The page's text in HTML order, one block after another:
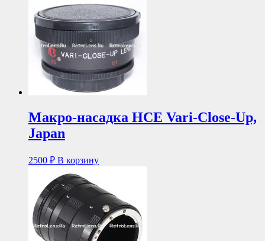
Макро-насадка HCE Vari-Close-Up,
Japan
2500 ₽ В корзину